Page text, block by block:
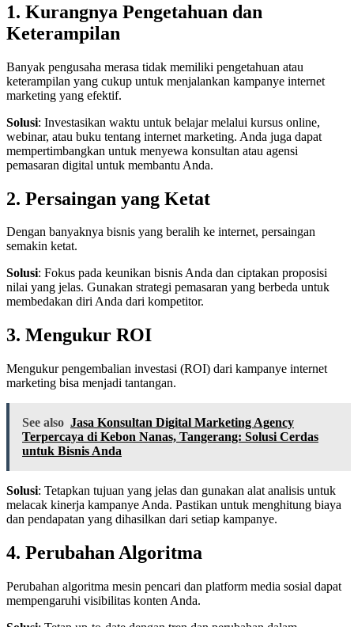
1. Kurangnya Pengetahuan dan
Keterampilan
Banyak pengusaha merasa tidak memiliki pengetahuan atau
keterampilan yang cukup untuk menjalankan kampanye internet
marketing yang efektif.
Solusi: Investasikan waktu untuk belajar melalui kursus online,
webinar, atau buku tentang internet marketing. Anda juga dapat
mempertimbangkan untuk menyewa konsultan atau agensi
pemasaran digital untuk membantu Anda.
2. Persaingan yang Ketat
Dengan banyaknya bisnis yang beralih ke internet, persaingan
semakin ketat.
Solusi: Fokus pada keunikan bisnis Anda dan ciptakan proposisi
nilai yang jelas. Gunakan strategi pemasaran yang berbeda untuk
membedakan diri Anda dari kompetitor.
3. Mengukur ROI
Mengukur pengembalian investasi (ROI) dari kampanye internet
marketing bisa menjadi tantangan.
See also Jasa Konsultan Digital Marketing Agency
Terpercaya di Kebon Nanas, Tangerang: Solusi Cerdas
untuk Bisnis Anda
Solusi: Tetapkan tujuan yang jelas dan gunakan alat analisis untuk
melacak kinerja kampanye Anda. Pastikan untuk menghitung biaya
dan pendapatan yang dihasilkan dari setiap kampanye.
4. Perubahan Algoritma
Perubahan algoritma mesin pencari dan platform media sosial dapat
mempengaruhi visibilitas konten Anda.